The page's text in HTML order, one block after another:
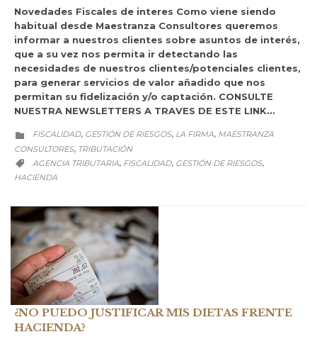
Novedades Fiscales de interes Como viene siendo
habitual desde Maestranza Consultores queremos
informar a nuestros clientes sobre asuntos de interés,
que a su vez nos permita ir detectando las
necesidades de nuestros clientes/potenciales clientes,
para generar servicios de valor añadido que nos
permitan su fidelización y/o captación. CONSULTE
NUESTRA NEWSLETTERS A TRAVES DE ESTE LINK…
 CATEGORY
FISCALIDAD, GESTIÓN DE RIESGOS, LA FIRMA, MAESTRANZA
CONSULTORES, TRIBUTACIÓN
 CATEGORY
AGENCIA TRIBUTARIA, FISCALIDAD, GESTIÓN DE RIESGOS,
HACIENDA
¿NO PUEDO JUSTIFICAR MIS DIETAS FRENTE
HACIENDA?